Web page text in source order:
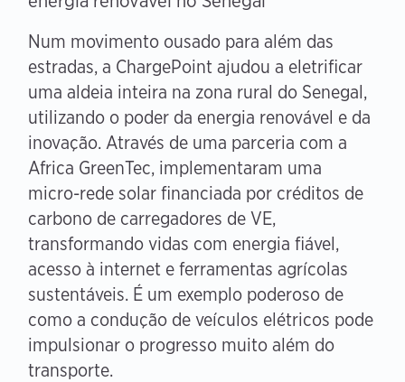
Num movimento ousado para além das
estradas, a ChargePoint ajudou a eletrificar
uma aldeia inteira na zona rural do Senegal,
utilizando o poder da energia renovável e da
inovação. Através de uma parceria com a
Africa GreenTec, implementaram uma
micro-rede solar financiada por créditos de
carbono de carregadores de VE,
transformando vidas com energia fiável,
acesso à internet e ferramentas agrícolas
sustentáveis. É um exemplo poderoso de
como a condução de veículos elétricos pode
impulsionar o progresso muito além do
transporte.